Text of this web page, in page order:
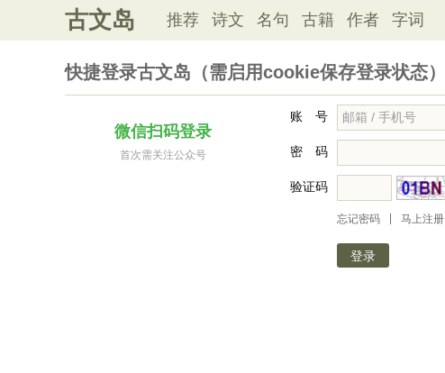
古文岛 推荐 诗文 名句 古籍 作者 字词
快捷登录古文岛（需启用cookie保存登录状态）
微信扫码登录
首次需关注公众号
账 号
密 码
验证码
忘记密码 马上注册